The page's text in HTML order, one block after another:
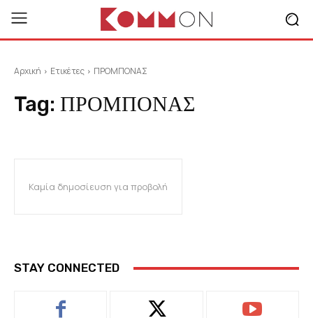
Αρχική Ετικέτες ΠΡΟΜΠΟΝΑΣ
Tag: ΠΡΟΜΠΟΝΑΣ
Καμία δημοσίευση για προβολή
STAY CONNECTED